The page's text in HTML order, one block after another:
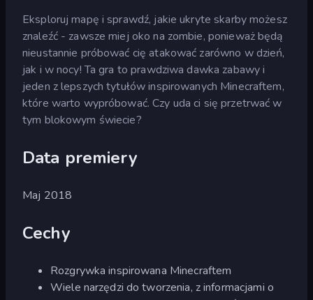
Eksploruj mapę i sprawdź, jakie ukryte skarby możesz
znaleźć - zawsze miej oko na zombie, ponieważ będą
nieustannie próbować cię atakować zarówno w dzień,
jak i w nocy! Ta gra to prawdziwa dawka zabawy i
jeden z lepszych tytułów inspirowanych Minecraftem,
które warto wypróbować. Czy uda ci się przetrwać w
tym blokowym świecie?
Data premiery
Maj 2018
Cechy
Rozgrywka inspirowana Minecraftem
Wiele narzędzi do tworzenia, z informacjami o